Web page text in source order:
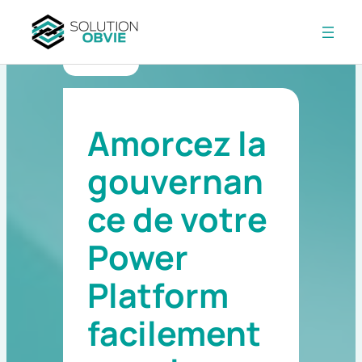
Aller
contenu
Amorcez la
gouvernan
ce de votre
Power
Platform
facilement